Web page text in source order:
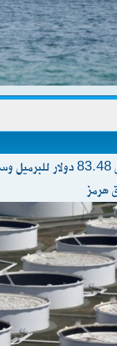
النفط يرتفع إلى
هرمز